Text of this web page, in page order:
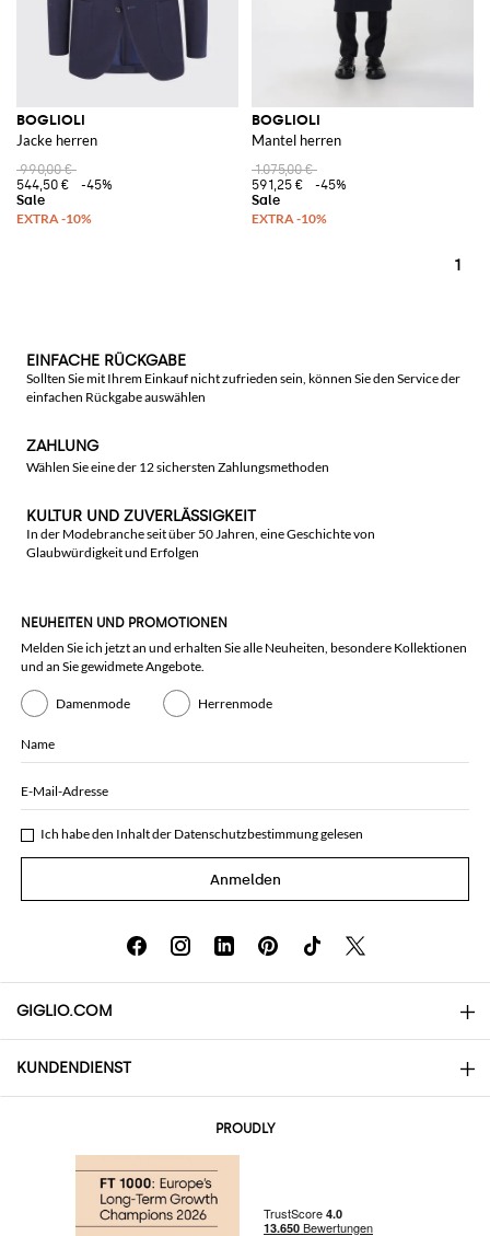
BOGLIOLI
Jacke herren
990,00 €
544,50 €
-45%
BOGLIOLI
Mantel herren
1.075,00 €
591,25 €
-45%
1
EINFACHE RÜCKGABE
Sollten Sie mit Ihrem Einkauf nicht zufrieden sein, können Sie den Service der
einfachen Rückgabe auswählen
ZAHLUNG
Wählen Sie eine der 12 sichersten Zahlungsmethoden
KULTUR UND ZUVERLÄSSIGKEIT
In der Modebranche seit über 50 Jahren, eine Geschichte von
Glaubwürdigkeit und Erfolgen
NEUHEITEN UND PROMOTIONEN
Melden Sie ich jetzt an und erhalten Sie alle Neuheiten, besondere Kollektionen
und an Sie gewidmete Angebote.
Damenmode Herrenmode
Name
E-Mail-Adresse
Ich habe den Inhalt der Datenschutzbestimmunggelesen
Anmelden
GIGLIO.COM
Über uns
KUNDENDIENST
PROUDLY